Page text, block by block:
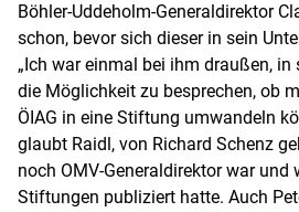
Böhler-Uddeholm-Generaldirektor
schon, bevor sich dieser in sein
„Ich war einmal bei ihm draußen,
die Möglichkeit zu besprechen, ob
ÖIAG in eine Stiftung umwandeln
glaubt Raidl, von Richard Schenz
noch OMV-Generaldirektor war und
Stiftungen publiziert hatte. Auch